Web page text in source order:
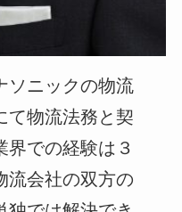
ソニックの物流
て物流法務と契
界での経験は３
流会社の双方の